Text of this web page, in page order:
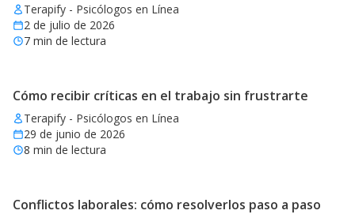
Terapify - Psicólogos en Línea
2 de julio de 2026
7 min de lectura
Cómo recibir críticas en el trabajo sin frustrarte
Terapify - Psicólogos en Línea
29 de junio de 2026
8 min de lectura
Conflictos laborales: cómo resolverlos paso a paso